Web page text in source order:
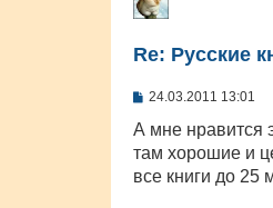
Re: Русские
С
о
щ
е
24.03.2011 13:01
А мне нравится
там хорошие и
все книги до 25